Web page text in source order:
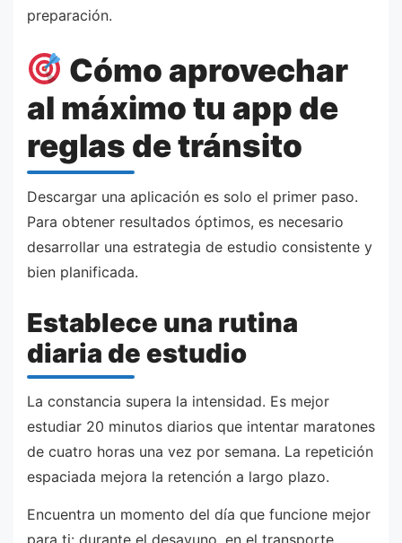
preparación.
Cómo aprovechar
al máximo tu app de
reglas de tránsito
Descargar una aplicación es solo el primer paso.
Para obtener resultados óptimos, es necesario
desarrollar una estrategia de estudio consistente y
bien planificada.
Establece una rutina
diaria de estudio
La constancia supera la intensidad. Es mejor
estudiar 20 minutos diarios que intentar maratones
de cuatro horas una vez por semana. La repetición
espaciada mejora la retención a largo plazo.
Encuentra un momento del día que funcione mejor
para ti: durante el desayuno, en el transporte